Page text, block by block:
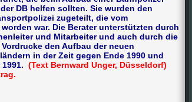
DB helfen sollten. Sie wurden den
zugeteilt, die vom
war. Die Berater unterstützten durch
und Mitarbeiter und auch durch die
den Aufbau der neuen
in der Zeit gegen Ende 1990 und
(Text Bernward Unger, Düsseldorf)